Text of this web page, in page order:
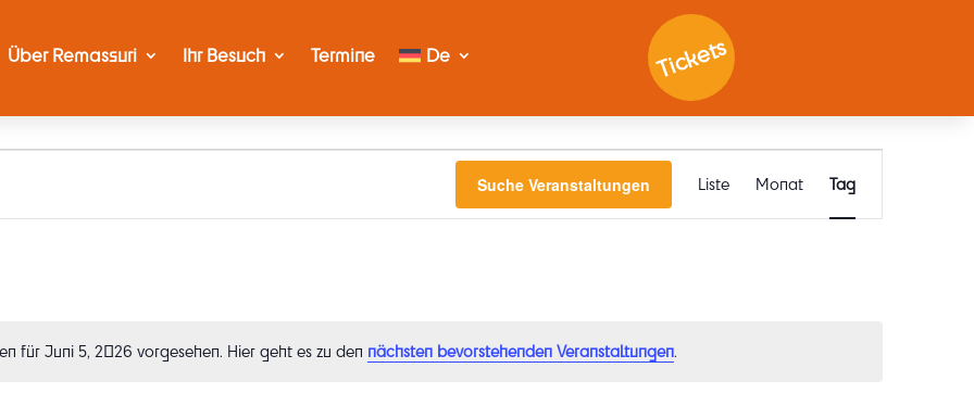
Über Remassuri Ihr Besuch Termine De Tickets
Hinweis
für Juni 5, 2026 vorgesehen. Hier geht es zu den nächsten bevorstehenden Veranstaltungen.
Suche Veranstaltungen
Veranstaltung
Ansichten-
Navigation
Liste Monat Tag